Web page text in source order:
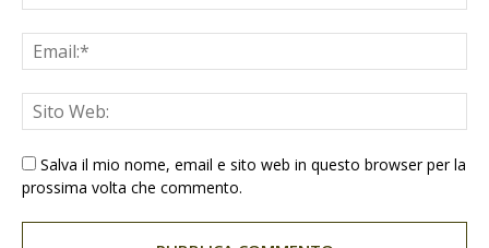
Salva il mio nome, email e sito web in questo browser per la
prossima volta che commento.